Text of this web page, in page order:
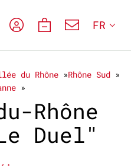
FR
du Rhône
Rhône Sud
Rhône
Duel"